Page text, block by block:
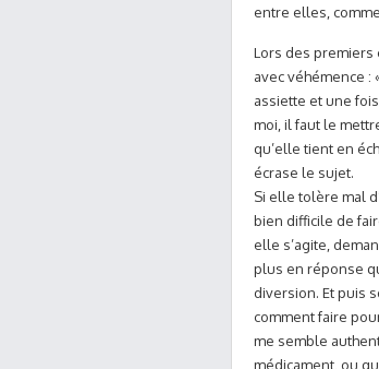
entre elles,
Lors des premiers
avec véhémence :
assiette et une
moi, il faut le
qu’elle tient en
écrase le sujet.
Si elle tolère mal
bien difficile de
elle s’agite,
plus en réponse
diversion. Et puis
comment faire
me semble
médicament, ou